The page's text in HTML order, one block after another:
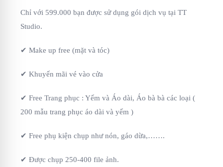
Chỉ với 599.000 bạn được sử dụng gói dịch vụ tại TT
Studio.
✔ Make up free (mặt và tóc)
✔ Khuyến mãi vé vào cửa
✔ Free Trang phục : Yếm và Áo dài, Áo bà bà các loại (
200 mẫu trang phục áo dài và yếm )
✔ Free phụ kiện chụp như nón, gáo dừa,…….
✔ Được chụp 250-400 file ảnh.